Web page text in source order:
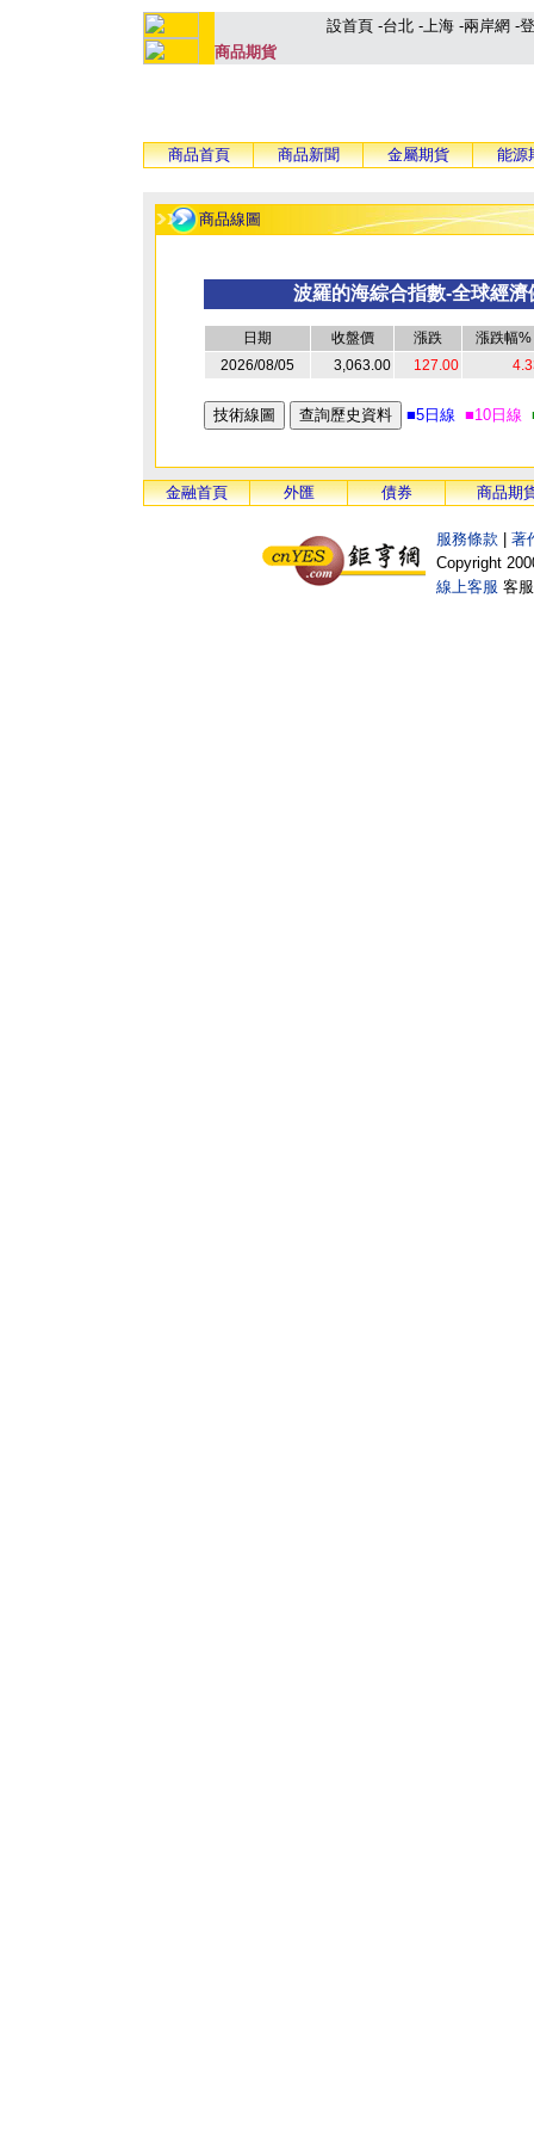
商品期貨
設首頁 -台北 -上海 -兩岸網 -
商品首頁 商品新聞 金屬期貨 能源
商品線圖
波羅的海綜合指數-全球經
日期 收盤價 漲跌
漲跌幅%
2026/08/05
3,063.00 127.00
■5日線 ■10日線
金融首頁 外匯 債券 商品期
服務條款
著
Copyright
線上客服 客